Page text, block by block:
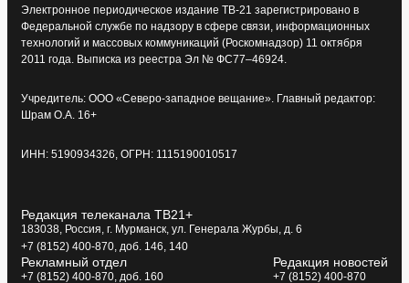
Электронное периодическое издание ТВ-21 зарегистрировано в
Федеральной службе по надзору в сфере связи, информационных
технологий и массовых коммуникаций (Роскомнадзор) 11 октября
2011 года. Выписка из реестра Эл № ФС77–46924.
Учредитель: ООО «Северо-западное вещание». Главный редактор:
Шрам О.А. 16+
ИНН: 5190934326, ОГРН: 1115190010517
Редакция телеканала ТВ21+
183038, Россия, г. Мурманск, ул. Генерала Журбы, д. 6
+7 (8152) 400-870, доб. 146, 140
Рекламный отдел
+7 (8152) 400-870, доб. 160
Редакция новостей
+7 (8152) 400-870